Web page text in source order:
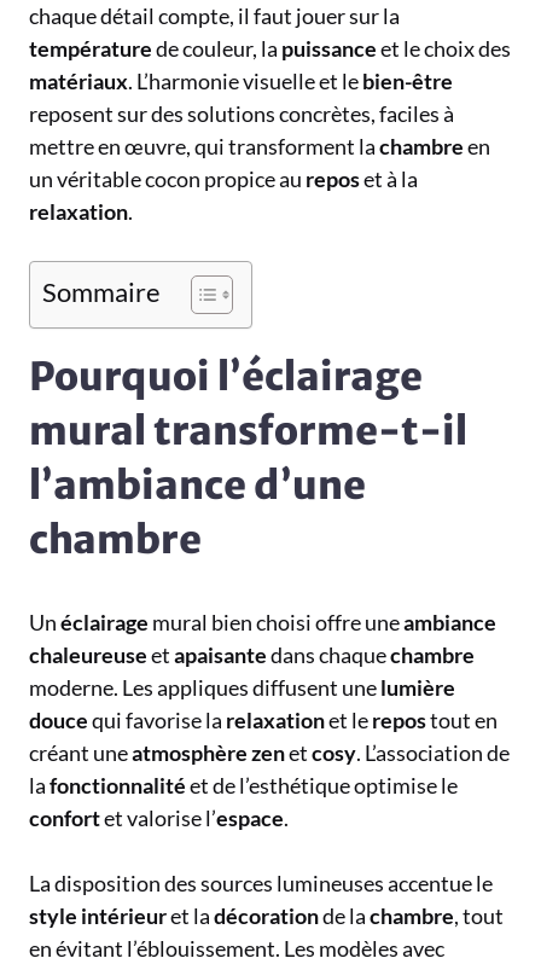
chaque détail compte, il faut jouer sur la
températurede couleur, la puissanceet le choix des
matériaux. L’harmonie visuelle et lebien-être
reposent sur des solutions concrètes, faciles à
mettre en œuvre, qui transforment lachambreen
un véritable cocon propice au reposet à la
relaxation.
Sommaire
Pourquoi l’éclairage
mural transforme-t-il
l’ambiance d’une
chambre
Unéclairage mural bien choisi offre uneambiance
chaleureuseetapaisantedans chaquechambre
moderne. Les appliques diffusent unelumière
doucequi favorise la relaxationet lerepostout en
créant uneatmosphèrezenetcosy. L’association de
lafonctionnalitéet de l’esthétique optimise le
confortet valorise l’espace.
La disposition des sources lumineuses accentue le
style intérieuret ladécorationde lachambre, tout
en évitant l’éblouissement. Les modèles avec